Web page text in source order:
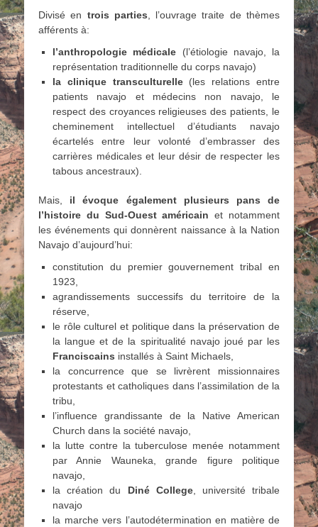
Divisé en trois parties , l’ouvrage traite de thèmes
afférents à:
l’anthropologie médicale (l’étiologie navajo, la
représentation traditionnelle du corps navajo)
la clinique transculturelle (les relations entre
patients navajo et médecins non navajo, le
respect des croyances religieuses des patients, le
cheminement intellectuel d’étudiants navajo
écartelés entre leur volonté d’embrasser des
carrières médicales et leur désir de respecter les
tabous ancestraux).
Mais, il évoque également plusieurs pans de
l’histoire du Sud-Ouest américain et notamment
les événements qui donnèrent naissance à la Nation
Navajo d’aujourd’hui:
constitution du premier gouvernement tribal en
1923,
agrandissements successifs du territoire de la
réserve,
le rôle culturel et politique dans la préservation de
la langue et de la spiritualité navajo joué par les
Franciscains installés à Saint Michaels,
la concurrence que se livrèrent missionnaires
protestants et catholiques dans l’assimilation de la
tribu,
l’influence grandissante de la Native American
Church dans la société navajo,
la lutte contre la tuberculose menée notamment
par Annie Wauneka, grande figure politique
navajo,
la création du Diné College, université tribale
navajo
la marche vers l’autodétermination en matière de